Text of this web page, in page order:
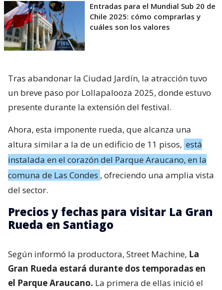
Entradas para el Mundial Sub 20 de
Chile 2025: cómo comprarlas y
cuáles son los valores
Tras abandonar la Ciudad Jardín, la atracción tuvo
un breve paso por Lollapalooza 2025, donde estuvo
presente durante la extensión del festival.
Ahora, esta imponente rueda, que alcanza una
altura similar a la de un edificio de 11 pisos, está
instalada en el corazón del Parque Araucano, en la
comuna de Las Condes , ofreciendo una amplia vista
del sector.
Precios y fechas para visitar La Gran
Rueda en Santiago
Según informó la productora, Street Machine, La
Gran Rueda estará durante dos temporadas en
el Parque Araucano. La primera de ellas inició el